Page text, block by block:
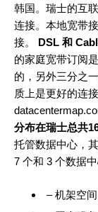
韩国。瑞士的互
连接。本地宽带
接。 DSL 和
的家庭宽带订阅
的，另外三分之
质上是更好的连
分布在瑞士总共
托管数据中心，
7 个和 3 个数据
– 机架空